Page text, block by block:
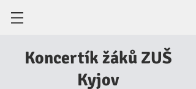
Koncertík žáků ZUŠ
Kyjov